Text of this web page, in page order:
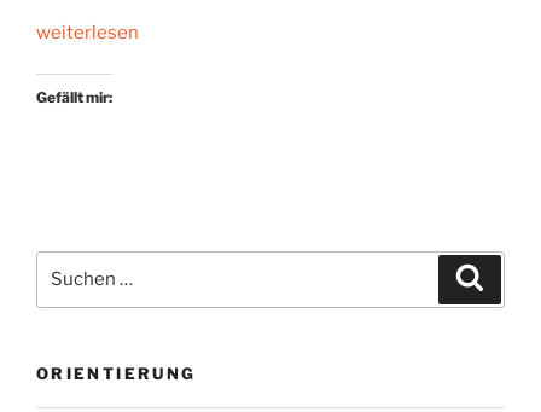
„Irische
weiterlesen
Gefällt mir:
nach:
ORIENTIERUNG